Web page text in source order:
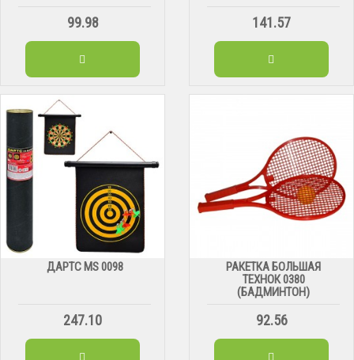
99.98 141.57
ДАРТС МS 0098
247.10
РАКЕТКА БОЛЬШАЯ
ТЕХНОК 0380
(БАДМИНТОН)
92.56